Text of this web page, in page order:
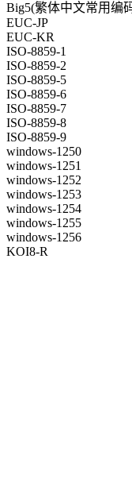
Big5(繁体中文常用编
EUC-JP
EUC-KR
ISO-8859-1
ISO-8859-2
ISO-8859-5
ISO-8859-6
ISO-8859-7
ISO-8859-8
ISO-8859-9
windows-1250
windows-1251
windows-1252
windows-1253
windows-1254
windows-1255
windows-1256
KOI8-R